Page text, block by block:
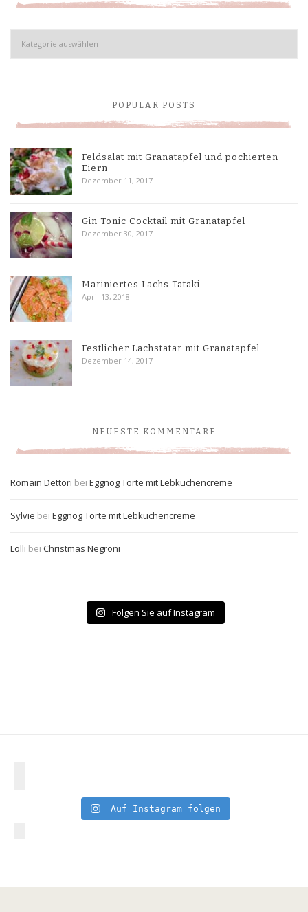
Kategorien
POPULAR POSTS
Feldsalat mit Granatapfel und pochierten
Eiern
Dezember 11, 2017
Gin Tonic Cocktail mit Granatapfel
Dezember 30, 2017
Mariniertes Lachs Tataki
April 13, 2018
Festlicher Lachstatar mit Granatapfel
Dezember 14, 2017
NEUESTE KOMMENTARE
Romain Dettori bei Eggnog Torte mit Lebkuchencreme
Sylvie bei Eggnog Torte mit Lebkuchencreme
Lölli bei Christmas Negroni
Folgen Sie auf Instagram
Auf Instagram folgen